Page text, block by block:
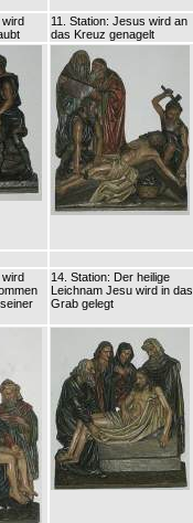
wird
11. Station: Jesus wird an
das Kreuz genagelt
wird
14. Station: Der heilige
Leichnam Jesu wird in das
Grab gelegt